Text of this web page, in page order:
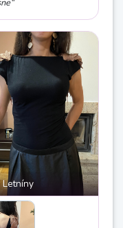
Letníny